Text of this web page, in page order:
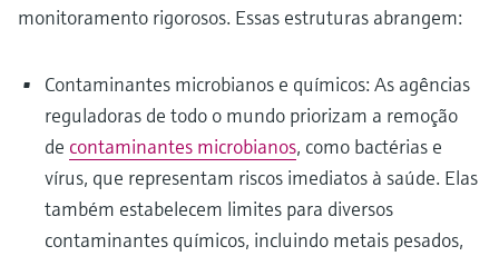
monitoramento rigorosos. Essas estruturas abrangem:
Contaminantes microbianos e químicos: As agências
reguladoras de todo o mundo priorizam a remoção
de contaminantes microbianos, como bactérias e
vírus, que representam riscos imediatos à saúde. Elas
também estabelecem limites para diversos
contaminantes químicos, incluindo metais pesados,